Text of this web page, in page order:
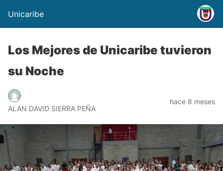
Unicaribe
Los Mejores de Unicaribe tuvieron
su Noche
ALAN DAVID SIERRA PEÑA
hace 8 meses